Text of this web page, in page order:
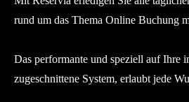
rund um das Thema Online Buchung
Das performante und speziell auf Ihre
zugeschnittene System, erlaubt jede